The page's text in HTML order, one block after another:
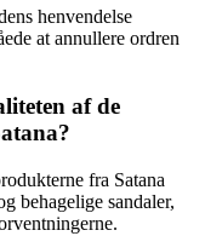
henvendelse
at annullere ordren
af de
fra Satana
behagelige sandaler,